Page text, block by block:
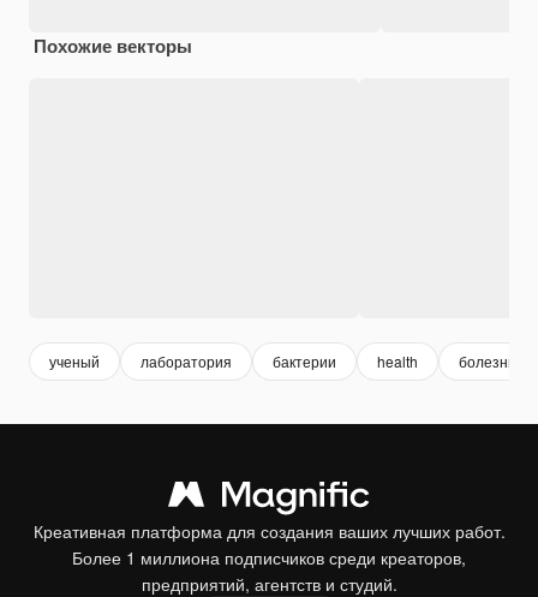
Похожие векторы
ученый лаборатория бактерии health болезнь
Креативная платформа для создания ваших лучших работ.
Более 1 миллиона подписчиков среди креаторов,
предприятий, агентств и студий.